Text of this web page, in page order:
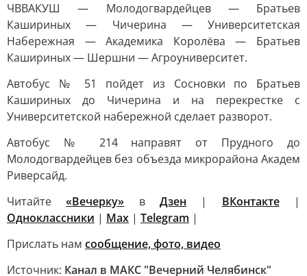
ЧВВАКУШ — Молодогвардейцев — Братьев
Кашириных — Чичерина — Университетская
Набережная — Академика Королёва — Братьев
Кашириных — Шершни — Агроуниверситет.
Автобус № 51 пойдет из Сосновки по Братьев
Кашириных до Чичерина и на перекрестке с
Университетской набережной сделает разворот.
Автобус № 214 направят от Прудного до
Молодогвардейцев без объезда микрорайона Академ
Риверсайд.
Читайте«Вечерку» вДзен | ВКонтакте|
Одноклассники | Max | Telegram |
Прислать нам сообщение, фото, видео
Источник: Канал в МАКС "Вечерний Челябинск"